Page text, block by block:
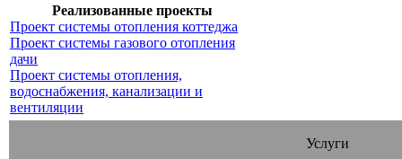
Реализованные проекты
Проект системы отопления коттеджа
Проект системы газового отопления
дачи
Проект системы отопления,
водоснабжения, канализации и
вентиляции
Услуги